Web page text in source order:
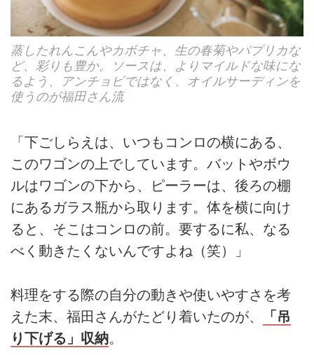
蒸したれんこんやカボチャ、生の春菊やパプリカな
ど、彩りも豊か。ソースは、よりマイルドな味にな
るよう、アンチョビではなく、オイルサーディンを
使うのが福田さん流
「下ごしらえは、いつもコンロの横にある、
このワゴンの上でしています。バットやボウ
ルはワゴンの下から、ピーラーは、後ろの棚
にあるガラス瓶から取ります。体を横に向け
ると、そこはコンロの前。要するに私、なる
べく動きたくないんですよね（笑）」
料理をする際の自分の動きや使いやすさを考
えた末、福田さんがたどり着いたのが、
「吊
り下げる」収納。